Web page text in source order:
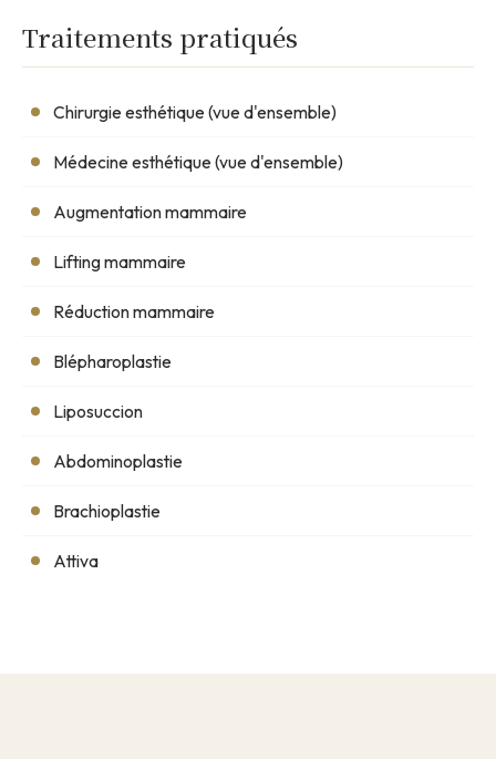
Traitements pratiqués
Chirurgie esthétique (vue d'ensemble)
Médecine esthétique (vue d'ensemble)
Augmentation mammaire
Lifting mammaire
Réduction mammaire
Blépharoplastie
Liposuccion
Abdominoplastie
Brachioplastie
Attiva